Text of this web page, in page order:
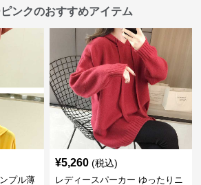
ンクのおすすめアイテム
プル薄
¥5,260 (税込)
レディースパーカー ゆったりニ